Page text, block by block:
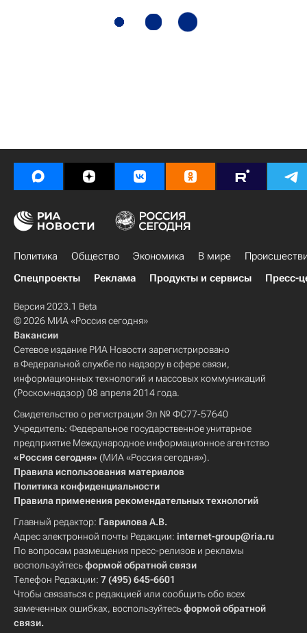
Политика Общество Экономика В мире
Спецпроекты
Реклама Продукты и сервисы Пресс-
Версия 2023.1 Beta
© 2026 МИА «Россия сегодня»
Вакансии
Сетевое издание РИА Новости зарегистрировано
в Федеральной службе по надзору в сфере связи,
информационных технологий и массовых коммуникаций
(Роскомнадзор) 08 апреля 2014 года.
Свидетельство о регистрации Эл № ФС77-57640
Учредитель: Федеральное государственное унитарное
предприятие Международное информационное агентство
«Россия сегодня» (МИА «Россия сегодня»).
Правила использования материалов
Политика конфиденциальности
Правила применения рекомендательных технологий
Главный редактор: Гаврилова А.В.
Адрес электронной почты Редакции: internet-group@ria.ru
По вопросам размещения пресс-релизов и рекламы
воспользуйтесьформой обратной связи
Телефон Редакции: 7 (495) 645-6601
Чтобы связаться с редакцией или сообщить обо всех
замеченных ошибках, воспользуйтесьформой обратной
связи.